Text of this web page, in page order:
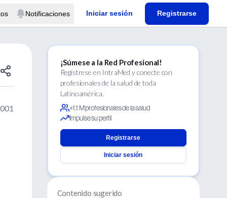
Notificaciones Iniciar sesión Registrarse
¡Súmese a la Red Profesional!
Regístrese en IntraMed y conecte con
profesionales de la salud de toda
Latinoamérica.
+1.1 M profesionales de la salud
Impulse su perfil
Registrarse
Iniciar sesión
Contenido sugerido